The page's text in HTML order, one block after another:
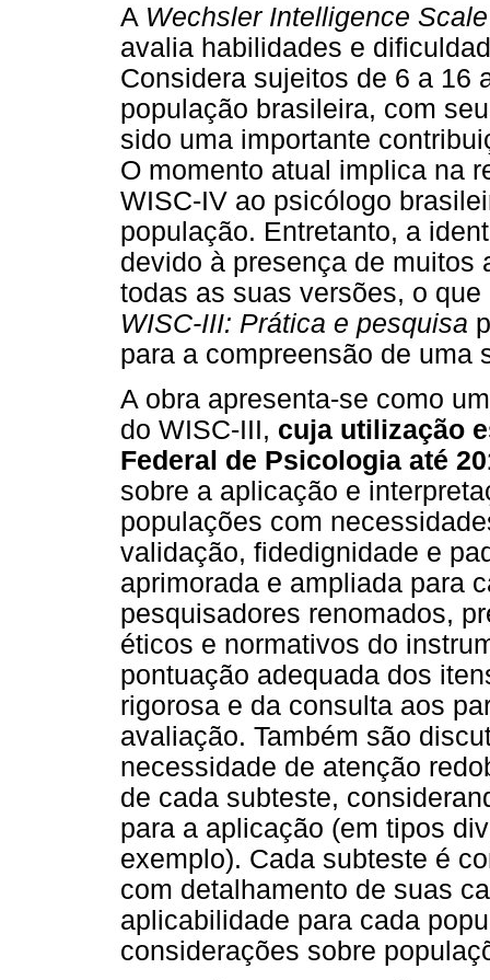
A Wechsler Intelligence
avalia habilidades e
Considera sujeitos de 6 a 16
população brasileira, com
sido uma importante
O momento atual implica na
WISC-IV ao psicólogo
população. Entretanto, a
devido à presença de muitos
todas as suas versões, o
WISC-III: Prática e pesquisa
para a compreensão de uma
A obra apresenta-se como
do WISC-III, cuja utilização
Federal de Psicologia até
sobre a aplicação e
populações com
validação, fidedignidade e
aprimorada e ampliada para
pesquisadores renomados,
éticos e normativos do
pontuação adequada dos
rigorosa e da consulta aos
avaliação. Também são
necessidade de atenção
de cada subteste,
para a aplicação (em tipos
exemplo). Cada subteste é
com detalhamento de suas
aplicabilidade para cada
considerações sobre